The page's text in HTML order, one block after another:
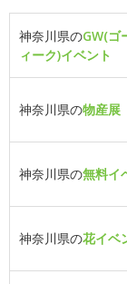
神奈川県のGW(ゴ
ィーク)イベント
神奈川県の物産展
神奈川県の無料イ
神奈川県の花イベ